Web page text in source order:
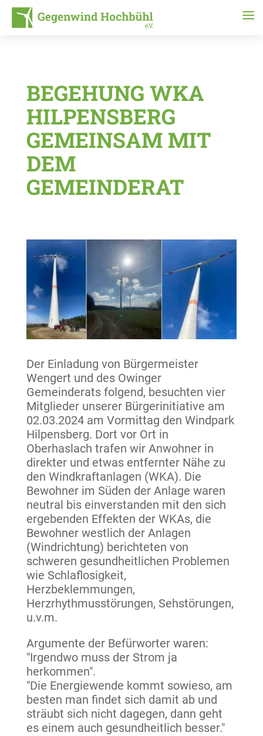
BEGEHUNG WKA
HILPENSBERG
GEMEINSAM MIT
DEM
GEMEINDERAT
Der Einladung von Bürgermeister
Wengert und des Owinger
Gemeinderats folgend, besuchten vier
Mitglieder unserer Bürgerinitiative am
02.03.2024 am Vormittag den Windpark
Hilpensberg. Dort vor Ort in
Oberhaslach trafen wir Anwohner in
direkter und etwas entfernter Nähe zu
den Windkraftanlagen (WKA). Die
Bewohner im Süden der Anlage waren
neutral bis einverstanden mit den sich
ergebenden Effekten der WKAs, die
Bewohner westlich der Anlagen
(Windrichtung) berichteten von
schweren gesundheitlichen Problemen
wie Schlaflosigkeit,
Herzbeklemmungen,
Herzrhythmusstörungen, Sehstörungen,
u.v.m.
Argumente der Befürworter waren:
"Irgendwo muss der Strom ja
herkommen".
"Die Energiewende kommt sowieso, am
besten man findet sich damit ab und
sträubt sich nicht dagegen, dann geht
es einem auch gesundheitlich besser."